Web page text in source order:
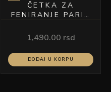
ČETKA ZA
FENIRANJE PARIS
1,490.00 rsd
DODAJ U KORPU